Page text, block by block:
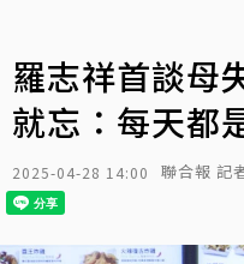
羅志祥首談母
就忘：每天都
2025-04-28 14:00 聯合報 記